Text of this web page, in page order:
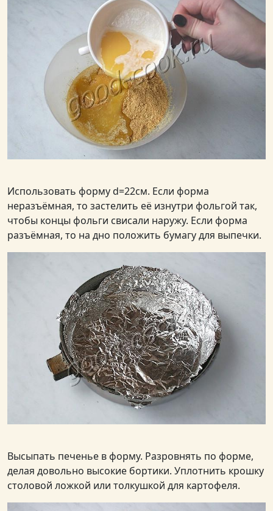
Использовать форму d=22см. Если форма
неразъёмная, то застелить её изнутри фольгой так,
чтобы концы фольги свисали наружу. Если форма
разъёмная, то на дно положить бумагу для выпечки.
Высыпать печенье в форму. Разровнять по форме,
делая довольно высокие бортики. Уплотнить крошку
столовой ложкой или толкушкой для картофеля.